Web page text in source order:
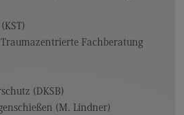
Fachberatung
(DKSB)
(M. Lindner)